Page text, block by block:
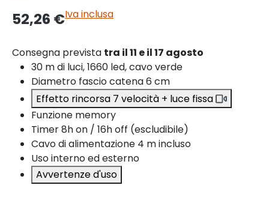
52,26 €Iva inclusa
Consegna prevista tra il 11 e il 17 agosto
30 m di luci, 1660 led, cavo verde
Diametro fascio catena 6 cm
Effetto rincorsa 7 velocità + luce fissa
Funzione memory
Timer 8h on / 16h off (escludibile)
Cavo di alimentazione 4 m incluso
Uso interno ed esterno
Avvertenze d'uso